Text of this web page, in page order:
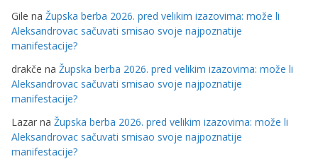
Gile na Župska berba 2026. pred velikim izazovima: može li
Aleksandrovac sačuvati smisao svoje najpoznatije
manifestacije?
drakče na Župska berba 2026. pred velikim izazovima: može li
Aleksandrovac sačuvati smisao svoje najpoznatije
manifestacije?
Lazar na Župska berba 2026. pred velikim izazovima: može li
Aleksandrovac sačuvati smisao svoje najpoznatije
manifestacije?